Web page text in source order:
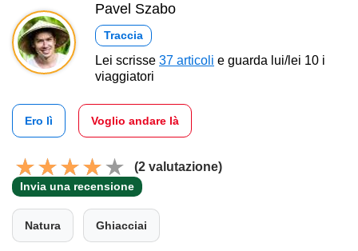
Pavel Szabo
Traccia
Lei scrisse 37 articoli e guarda lui/lei 10 i
viaggiatori
Ero lì Voglio andare là
(2 valutazione)
Invia una recensione
Natura Ghiacciai